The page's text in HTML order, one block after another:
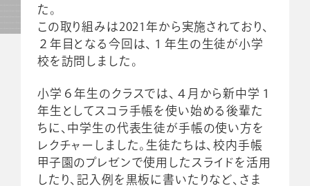
た。
この取り組みは2021年から実施されており、
２年目となる今回は、１年生の生徒が小学
校を訪問しました。
小学６年生のクラスでは、４月から新中学１
年生としてスコラ手帳を使い始める後輩た
ちに、中学生の代表生徒が手帳の使い方を
レクチャーしました。生徒たちは、校内手帳
甲子園のプレゼンで使用したスライドを活用
したり、記入例を黒板に書いたりなど、さま